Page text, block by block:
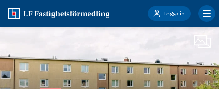
Logga in